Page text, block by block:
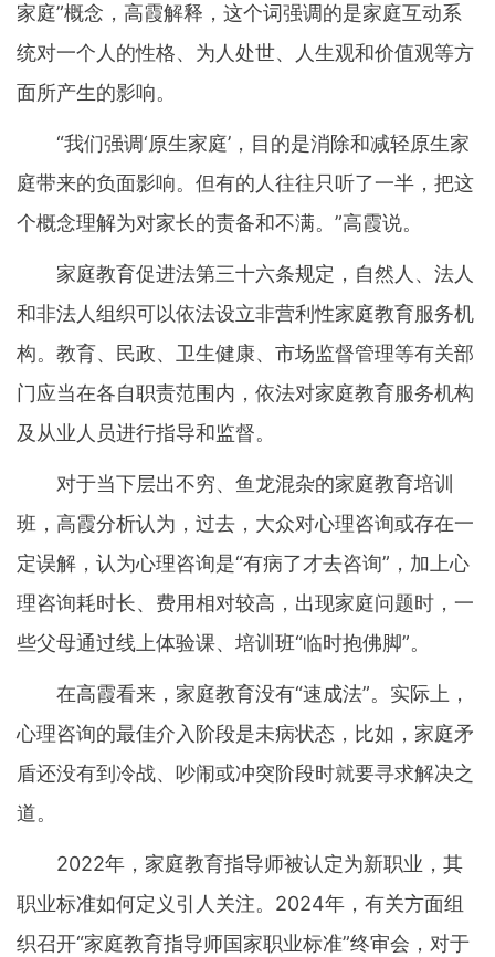
家庭”概念，高霞解释，这个词强调的是家庭互动系
统对一个人的性格、为人处世、人生观和价值观等方
面所产生的影响。
“我们强调‘原生家庭’，目的是消除和减轻原生家
庭带来的负面影响。但有的人往往只听了一半，把这
个概念理解为对家长的责备和不满。”高霞说。
家庭教育促进法第三十六条规定，自然人、法人
和非法人组织可以依法设立非营利性家庭教育服务机
构。教育、民政、卫生健康、市场监督管理等有关部
门应当在各自职责范围内，依法对家庭教育服务机构
及从业人员进行指导和监督。
对于当下层出不穷、鱼龙混杂的家庭教育培训
班，高霞分析认为，过去，大众对心理咨询或存在一
定误解，认为心理咨询是“有病了才去咨询”，加上心
理咨询耗时长、费用相对较高，出现家庭问题时，一
些父母通过线上体验课、培训班“临时抱佛脚”。
在高霞看来，家庭教育没有“速成法”。实际上，
心理咨询的最佳介入阶段是未病状态，比如，家庭矛
盾还没有到冷战、吵闹或冲突阶段时就要寻求解决之
道。
2022年，家庭教育指导师被认定为新职业，其
职业标准如何定义引人关注。2024年，有关方面组
织召开“家庭教育指导师国家职业标准”终审会，对于